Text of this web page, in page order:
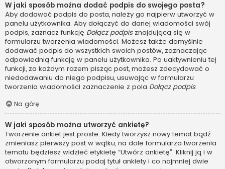
W jaki sposób można dodać podpis do swojego posta?
Aby dodawać podpis do posta, należy go najpierw utworzyć w
panelu użytkownika. Aby dołączyć do danej wiadomości swój
podpis, zaznacz funkcję Dołącz podpisznajdującą się w
formularzu tworzenia wiadomości. Możesz także domyślnie
dodawać podpis do wszystkich swoich postów, zaznaczając
odpowiednią funkcję w panelu użytkownika. Po uaktywnieniu tej
funkcji, za każdym razem pisząc post, możesz zdecydować o
niedodawaniu do niego podpisu, usuwając w formularzu
tworzenia wiadomości zaznaczenie z pola Dołącz podpis.
Na górę
W jaki sposób można utworzyć ankietę?
Tworzenie ankiet jest proste. Kiedy tworzysz nowy temat bądź
zmieniasz pierwszy post w wątku, na dole formularza tworzenia
tematu będziesz widzieć etykietę “Utwórz ankietę”. Kliknij ją i w
otworzonym formularzu podaj tytuł ankiety i co najmniej dwie